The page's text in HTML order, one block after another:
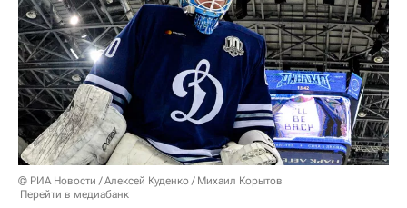
© РИА Новости / Алексей Куденко / Михаил Корытов
Перейти в медиабанк